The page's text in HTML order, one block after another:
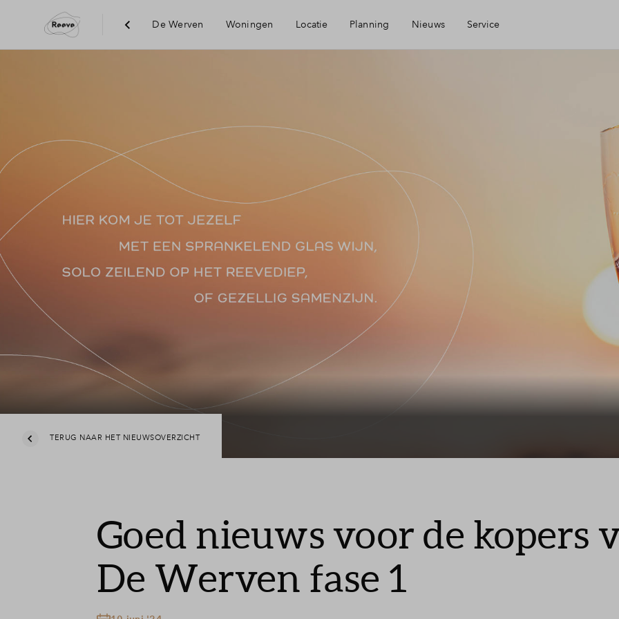
De Werven Woningen Locatie
Bereikbaarheid
Planning Nieuws Service
Toewijzing
Woning kopen
Veelgestelde vragen
Contact
TERUG NAAR HET NIEUWSOVERZICHT
Goed nieuws voor de kopers
De Werven fase 1